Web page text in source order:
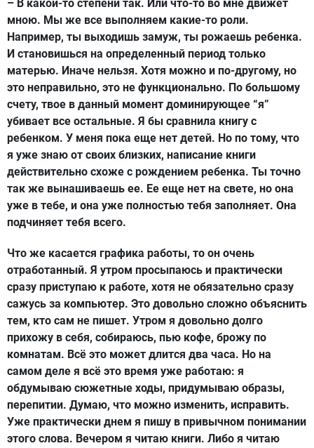
– В какой-то степени так. Или что-то во мне движет
мною. Мы же все выполняем какие-то роли.
Например, ты выходишь замуж, ты рожаешь ребенка.
И становишься на определенный период только
матерью. Иначе нельзя. Хотя можно и по-другому, но
это неправильно, это не функционально. По большому
счету, твое в данный момент доминирующее “я”
убивает все остальные. Я бы сравнила книгу с
ребенком. У меня пока еще нет детей. Но по тому, что
я уже знаю от своих близких, написание книги
действительно схоже с рождением ребенка. Ты точно
так же вынашиваешь ее. Ее еще нет на свете, но она
уже в тебе, и она уже полностью тебя заполняет. Она
подчиняет тебя всего.
Что же касается графика работы, то он очень
отработанный. Я утром просыпаюсь и практически
сразу приступаю к работе, хотя не обязательно сразу
сажусь за компьютер. Это довольно сложно объяснить
тем, кто сам не пишет. Утром я довольно долго
прихожу в себя, собираюсь, пью кофе, брожу по
комнатам. Всё это может длится два часа. Но на
самом деле я всё это время уже работаю: я
обдумываю сюжетные ходы, придумываю образы,
перепитии. Думаю, что можно изменить, исправить.
Уже практически днем я пишу в привычном понимании
этого слова. Вечером я читаю книги. Либо я читаю